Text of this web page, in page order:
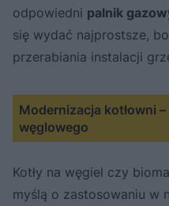
odpowiedni palnik
się wydać najprostsze,
przerabiania instalacji
Modernizacja kotłowni
węglowego
Kotły na węgiel czy
myślą o zastosowaniu w